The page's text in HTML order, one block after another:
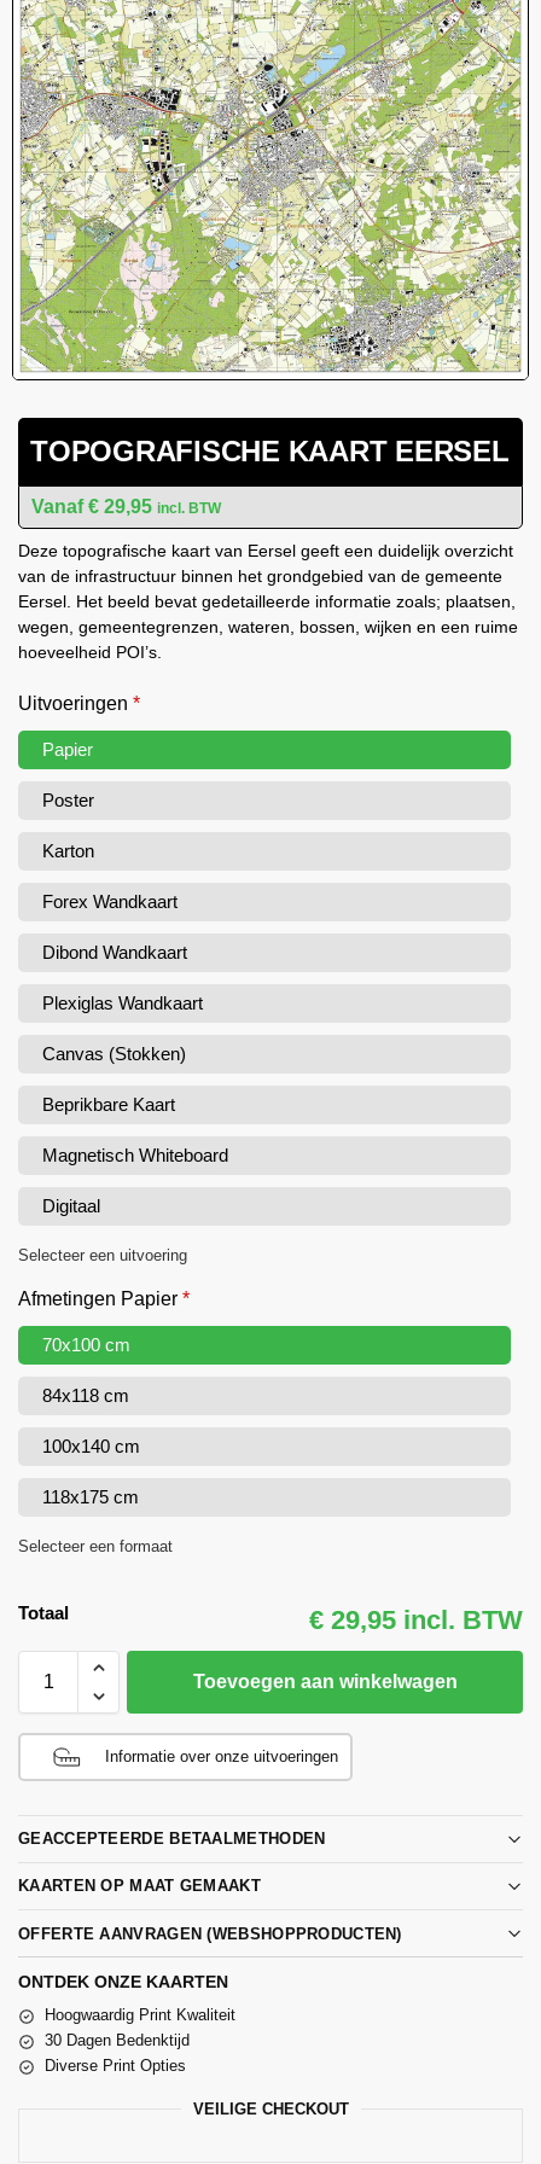
TOPOGRAFISCHE KAART EERSEL
€ 29,95 incl. BTW
Deze topografische kaart van Eersel geeft een duidelijk overzicht
van de infrastructuur binnen het grondgebied van de gemeente
Eersel. Het beeld bevat gedetailleerde informatie zoals; plaatsen,
wegen, gemeentegrenzen, wateren, bossen, wijken en een ruime
hoeveelheid POI’s.
Uitvoeringen *
Papier
Poster
Karton
Forex Wandkaart
Dibond Wandkaart
Plexiglas Wandkaart
Canvas (Stokken)
Beprikbare Kaart
Magnetisch Whiteboard
Digitaal
Selecteer een uitvoering
Afmetingen Papier *
70x100 cm
84x118 cm
100x140 cm
118x175 cm
Selecteer een formaat
Totaal € 29,95 incl. BTW
Toevoegen aan winkelwagen
Informatie over onze uitvoeringen
GEACCEPTEERDE BETAALMETHODEN
KAARTEN OP MAAT GEMAAKT
OFFERTE AANVRAGEN (WEBSHOPPRODUCTEN)
ONTDEK ONZE KAARTEN
Hoogwaardig Print Kwaliteit
30 Dagen Bedenktijd
Diverse Print Opties
VEILIGE CHECKOUT